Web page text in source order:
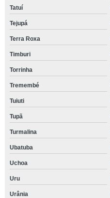
Tatuí
Tejupá
Terra Roxa
Timburi
Torrinha
Tremembé
Tuiuti
Tupã
Turmalina
Ubatuba
Uchoa
Uru
Urânia